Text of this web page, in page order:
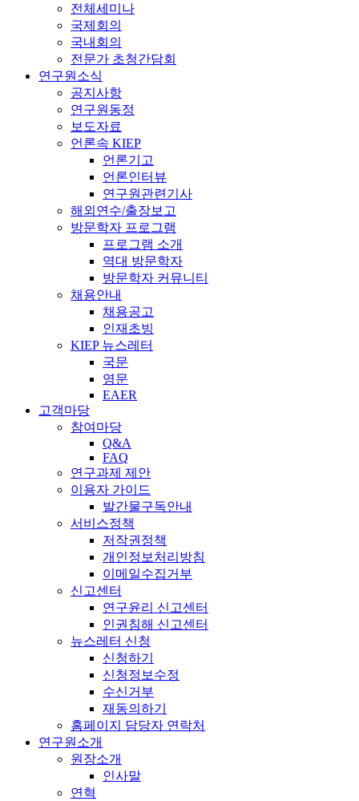
전체세미나
국제회의
국내회의
전문가 초청간담회
연구원소식
공지사항
연구원동정
보도자료
언론속 KIEP
언론기고
언론인터뷰
연구원관련기사
해외연수/출장보고
방문학자 프로그램
프로그램 소개
역대 방문학자
방문학자 커뮤니티
채용안내
채용공고
인재초빙
KIEP 뉴스레터
국문
영문
EAER
고객마당
참여마당
Q&A
FAQ
연구과제 제안
이용자 가이드
발간물구독안내
서비스정책
저작권정책
개인정보처리방침
이메일수집거부
신고센터
연구윤리 신고센터
인권침해 신고센터
뉴스레터 신청
신청하기
신청정보수정
수신거부
재동의하기
홈페이지 담당자 연락처
연구원소개
원장소개
인사말
연혁